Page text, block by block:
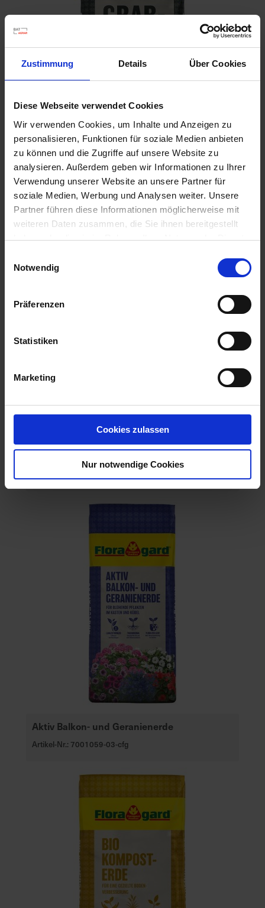
Zustimmung Details Über Cookies
Diese Webseite verwendet Cookies
Wir verwenden Cookies, um Inhalte und Anzeigen zu
personalisieren, Funktionen für soziale Medien anbieten
zu können und die Zugriffe auf unsere Website zu
analysieren. Außerdem geben wir Informationen zu Ihrer
Verwendung unserer Website an unsere Partner für
soziale Medien, Werbung und Analysen weiter. Unsere
Partner führen diese Informationen möglicherweise mit
weiteren Daten zusammen, die Sie ihnen bereitgestellt
haben oder die sie im Rahmen Ihrer Nutzung der Dienste
Notwendig
Präferenzen
Statistiken
Marketing
Cookies zulassen
Nur notwendige Cookies
Graberde
Artikel-Nr.: 7000060-03-cfg
Ähnliche Produkte
Aktiv Balkon- und Geranienerde
Artikel-Nr.: 7001059-03-cfg